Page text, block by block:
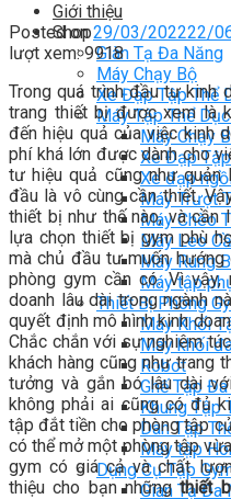
Giới thiệu
Shop
Giàn Tạ Đa Năng
Máy Chạy Bộ
Xe Đạp Tập Thể
Máy Tập Thể
Máy Chạy
Xe Đạp
Xe đạp
Máy Trượt
Máy Chèo
Máy Leo
Máy Rung
Máy tập
Thiết Bị Phòng
Máy Khối
Máy khối
Robot
Ghế Tập
Khung Tập
Dàn Tập
Máy tập
Dụng Cụ Tập
Giàn Tạ Đa
Posted on29/03/202222/
lượt xem: 9918
Trong quá trình đầu tư kinh
trang thiết bị được xem là
đến hiệu quả của việc kinh
phí khá lớn được dành cho
tư hiệu quả cũng như
đầu là vô cùng cần thiết.
thiết bị như thế nào, và cần
lựa chọn thiết bị gym phù
mà chủ đầu tư muốn hướng
phòng gym cần có. Vì
doanh lâu dài trong ngành
quyết định mô hình kinh
Chắc chắn với sự nghiêm
khách hàng cũng như trang
tưởng và gắn bó lâu dài
không phải ai cũng có đủ
tập đắt tiền cho phòng tập
có thể mở một phòng tập
gym có giá cả và chất
thiệu cho bạn nhữngthiết